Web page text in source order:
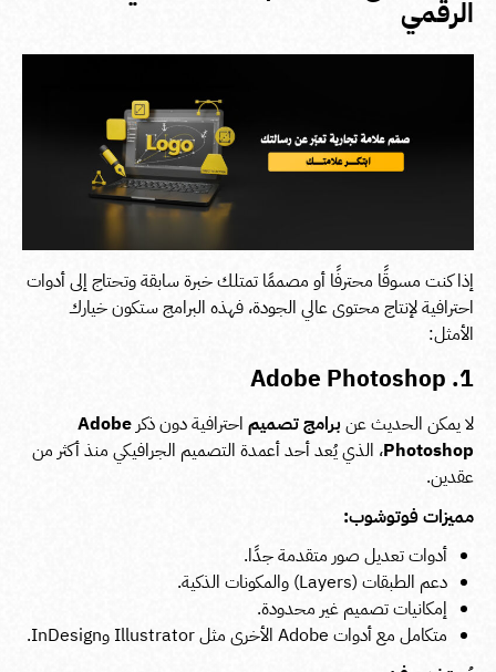
الرقمي
إذا كنت مسوقًا محترفًا أو مصممًا تمتلك خبرة سابقة وتحتاج إلى أدوات
احترافية لإنتاج محتوى عالي الجودة، فهذه البرامج ستكون خيارك
الأمثل:
1. Adobe Photoshop
لا يمكن الحديث عنبرامج تصميم احترافية دون ذكر Adobe
Photoshop، الذي يُعد أحد أعمدة التصميم الجرافيكي منذ أكثر من
عقدين.
مميزات فوتوشوب:
أدوات تعديل صور متقدمة جدًا.
دعم الطبقات (Layers) والمكونات الذكية.
إمكانيات تصميم غير محدودة.
متكامل مع أدوات Adobe الأخرى مثل Illustrator وInDesign.